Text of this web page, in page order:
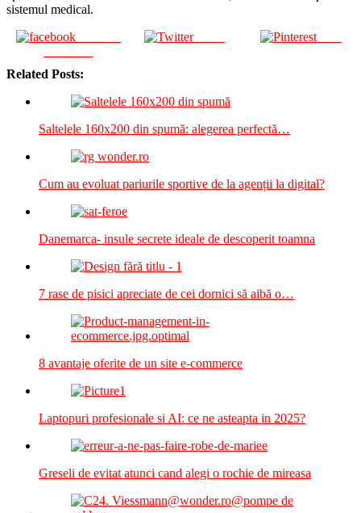
sistemul medical.
Tweet Save
Related Posts:
Saltelele 160x200 din spumă: alegerea perfectă…
Cum au evoluat pariurile sportive de la agenții la digital?
Danemarca- insule secrete ideale de descoperit toamna
7 rase de pisici apreciate de cei dornici să aibă o…
8 avantaje oferite de un site e-commerce
Laptopuri profesionale si AI: ce ne asteapta in 2025?
Greseli de evitat atunci cand alegi o rochie de mireasa